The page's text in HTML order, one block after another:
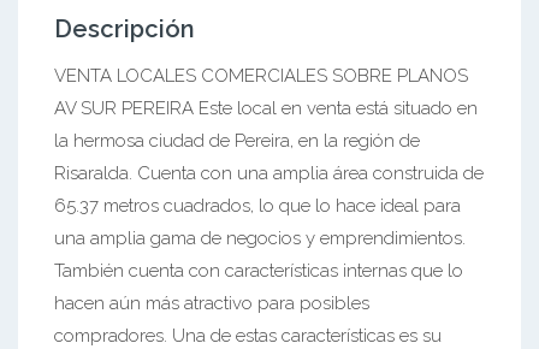
Descripción
VENTA LOCALES COMERCIALES SOBRE PLANOS
AV SUR PEREIRA Este local en venta está situado en
la hermosa ciudad de Pereira, en la región de
Risaralda. Cuenta con una amplia área construida de
65.37 metros cuadrados, lo que lo hace ideal para
una amplia gama de negocios y emprendimientos.
También cuenta con características internas que lo
hacen aún más atractivo para posibles
compradores. Una de estas características es su